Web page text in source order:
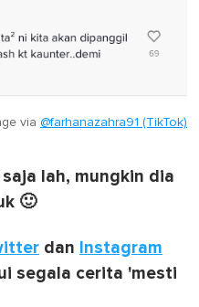
via @farhanazahra91 (TikTok)
lah, mungkin dia
🙂
dan Instagram
segala cerita 'mesti